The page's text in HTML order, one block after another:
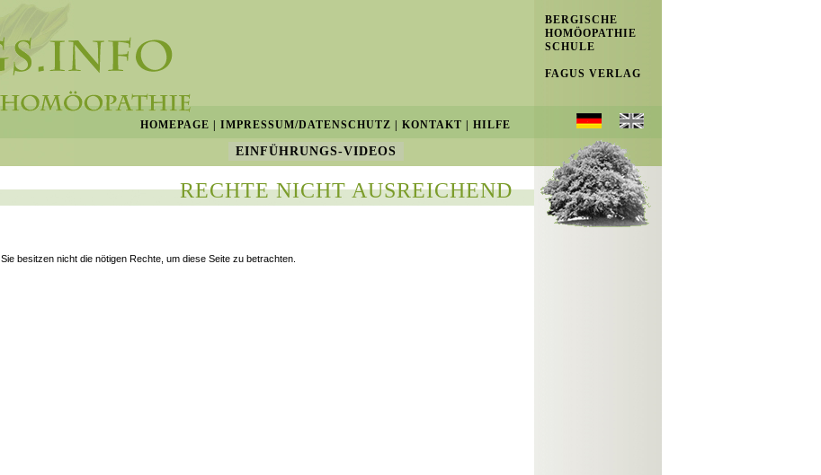
EINFÜHRUNGS-VIDEOS
BERGISCHE
HOMÖOPATHIE
SCHULE
FAGUS VERLAG
HOMEPAGE IMPRESSUM/DATENSCHUTZ KONTAKT HILFE
RECHTE NICHT AUSREICHEND
Sie besitzen nicht die nötigen Rechte, um diese Seite zu betrachten.